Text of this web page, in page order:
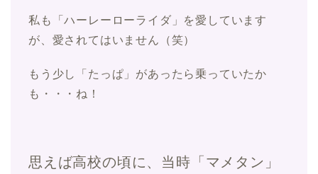
私も「ハーレーローライダ」を愛しています
が、愛されてはいません（笑）
もう少し「たっぱ」があったら乗っていたか
も・・・ね！
思えば高校の頃に、当時「マメタン」